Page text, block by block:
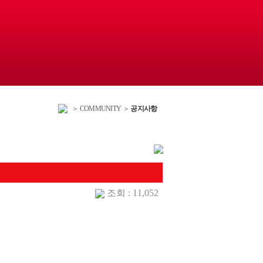
＞ COMMUNITY ＞ 공지사항
조회 : 11,052